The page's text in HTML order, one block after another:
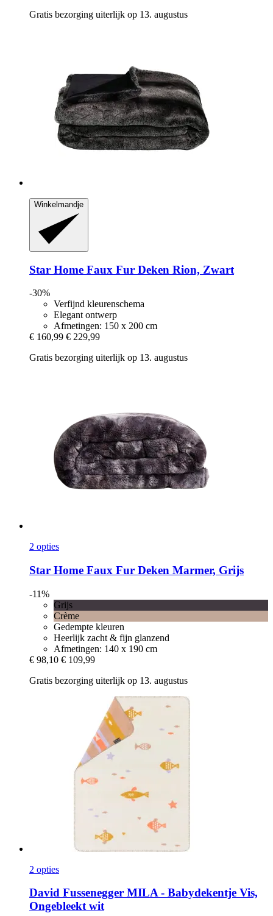
Gratis bezorging uiterlijk op 13. augustus
Winkelmandje
Star Home Faux Fur Deken Rion, Zwart
-30%
Verfijnd kleurenschema
Elegant ontwerp
Afmetingen: 150 x 200 cm
€ 160,99 € 229,99
Gratis bezorging uiterlijk op 13. augustus
2 opties
Star Home Faux Fur Deken Marmer, Grijs
-11%
Grijs
Crème
Gedempte kleuren
Heerlijk zacht & fijn glanzend
Afmetingen: 140 x 190 cm
€ 98,10 € 109,99
Gratis bezorging uiterlijk op 13. augustus
2 opties
David Fussenegger MILA -​ Babydekentje Vis,
Ongebleekt wit